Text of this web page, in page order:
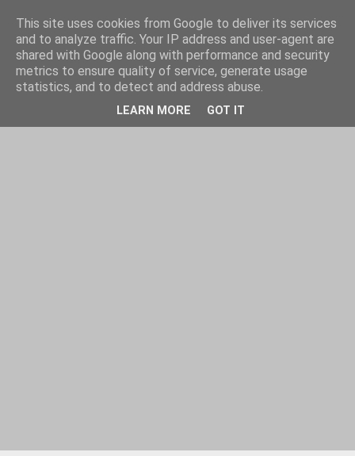
This site uses cookies from Google to deliver its services
and to analyze traffic. Your IP address and user-agent are
shared with Google along with performance and security
metrics to ensure quality of service, generate usage
statistics, and to detect and address abuse.
LEARN MORE GOT IT